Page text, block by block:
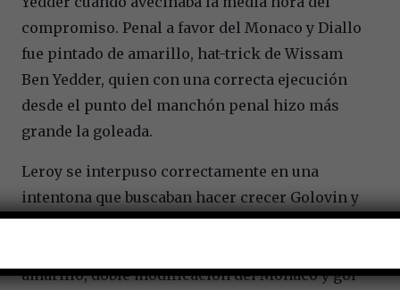
compromiso. Penal a favor del Monaco y Diallo
fue pintado de amarillo, hat-trick de Wissam
Ben Yedder, quien con una correcta ejecución
desde el punto del manchón penal hizo más
grande la goleada.
Leroy se interpuso correctamente en una
intentona que buscaban hacer crecer Golovin y
el goleador Ben Yedder. Acabó la etapa inicial.
amarillo, doble modificación del Mónaco y gol